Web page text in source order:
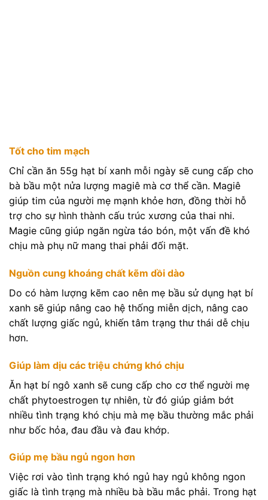
Tốt cho tim mạch
Chỉ cần ăn 55g hạt bí xanh mỗi ngày sẽ cung cấp cho
bà bầu một nửa lượng magiê mà cơ thể cần. Magiê
giúp tim của người mẹ mạnh khỏe hơn, đồng thời hỗ
trợ cho sự hình thành cấu trúc xương của thai nhi.
Magie cũng giúp ngăn ngừa táo bón, một vấn đề khó
chịu mà phụ nữ mang thai phải đối mặt.
Nguồn cung khoáng chất kẽm dồi dào
Do có hàm lượng kẽm cao nên mẹ bầu sử dụng hạt bí
xanh sẽ giúp nâng cao hệ thống miễn dịch, nâng cao
chất lượng giấc ngủ, khiến tâm trạng thư thái dễ chịu
hơn.
Giúp làm dịu các triệu chứng khó chịu
Ăn hạt bí ngô xanh sẽ cung cấp cho cơ thể người mẹ
chất phytoestrogen tự nhiên, từ đó giúp giảm bớt
nhiều tình trạng khó chịu mà mẹ bầu thường mắc phải
như bốc hỏa, đau đầu và đau khớp.
Giúp mẹ bầu ngủ ngon hơn
Việc rơi vào tình trạng khó ngủ hay ngủ không ngon
giấc là tình trạng mà nhiều bà bầu mắc phải. Trong hạt